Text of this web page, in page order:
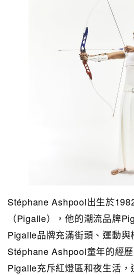
Stéphane Ashpool出生於
（Pigalle），他的潮流品牌
Pigalle品牌充滿街頭、運動
Stéphane Ashpool童年的經
Pigalle充斥紅燈區和夜生活，